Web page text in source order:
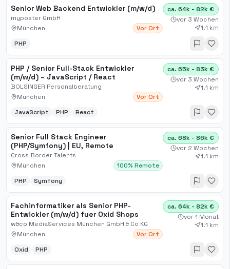
Senior Web Backend Entwickler (m/w/d)
myposter GmbH
München
Vor Ort
ca. 64k - 82k €
vor 3 Wochen
1.1 km
PHP
PHP / Senior Full-Stack Entwickler
(m/w/d) – JavaScript / React
BOLSINGER Personalberatung
München
Vor Ort
ca. 65k - 83k €
vor 3 Wochen
1.1 km
JavaScript PHP React
Senior Full Stack Engineer
(PHP/Symfony) | EU, Remote
Cross Border Talents
München
100% Remote
ca. 68k - 86k €
vor 2 Wochen
1.1 km
PHP Symfony
Fachinformatiker als Senior PHP-
Entwickler (m/w/d) fuer Oxid Shops
w&co MediaServices München GmbH & Co KG
München
Vor Ort
ca. 64k - 82k €
vor 1 Monat
1.1 km
Oxid PHP